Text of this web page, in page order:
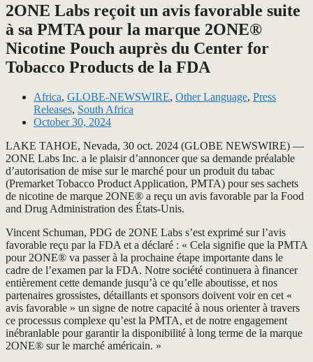
2ONE Labs reçoit un avis favorable suite
à sa PMTA pour la marque 2ONE®
Nicotine Pouch auprès du Center for
Tobacco Products de la FDA
Africa, GLOBE-NEWSWIRE, Other Language, Press
Releases, South Africa
October 30, 2024
LAKE TAHOE, Nevada, 30 oct. 2024 (GLOBE NEWSWIRE) —
2ONE Labs Inc. a le plaisir d’annoncer que sa demande préalable
d’autorisation de mise sur le marché pour un produit du tabac
(Premarket Tobacco Product Application, PMTA) pour ses sachets
de nicotine de marque 2ONE® a reçu un avis favorable par la Food
and Drug Administration des États-Unis.
Vincent Schuman, PDG de 2ONE Labs s’est exprimé sur l’avis
favorable reçu par la FDA et a déclaré : « Cela signifie que la PMTA
pour 2ONE® va passer à la prochaine étape importante dans le
cadre de l’examen par la FDA. Notre société continuera à financer
entièrement cette demande jusqu’à ce qu’elle aboutisse, et nos
partenaires grossistes, détaillants et sponsors doivent voir en cet «
avis favorable » un signe de notre capacité à nous orienter à travers
ce processus complexe qu’est la PMTA, et de notre engagement
inébranlable pour garantir la disponibilité à long terme de la marque
2ONE® sur le marché américain. »